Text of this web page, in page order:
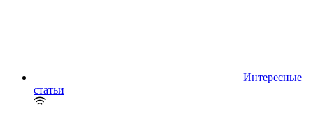
Интересные
статьи